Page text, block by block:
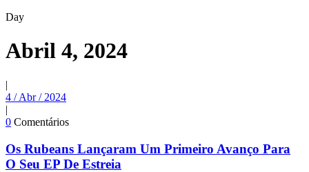
Day
Abril 4, 2024
|
4 / Abr / 2024
|
0 Comentários
Os Rubeans Lançaram Um Primeiro Avanço Para
O Seu EP De Estreia